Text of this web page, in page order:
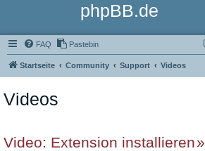
phpBB.de
FAQ Pastebin
Startseite Community Support Videos
Videos
Video: Extension installieren